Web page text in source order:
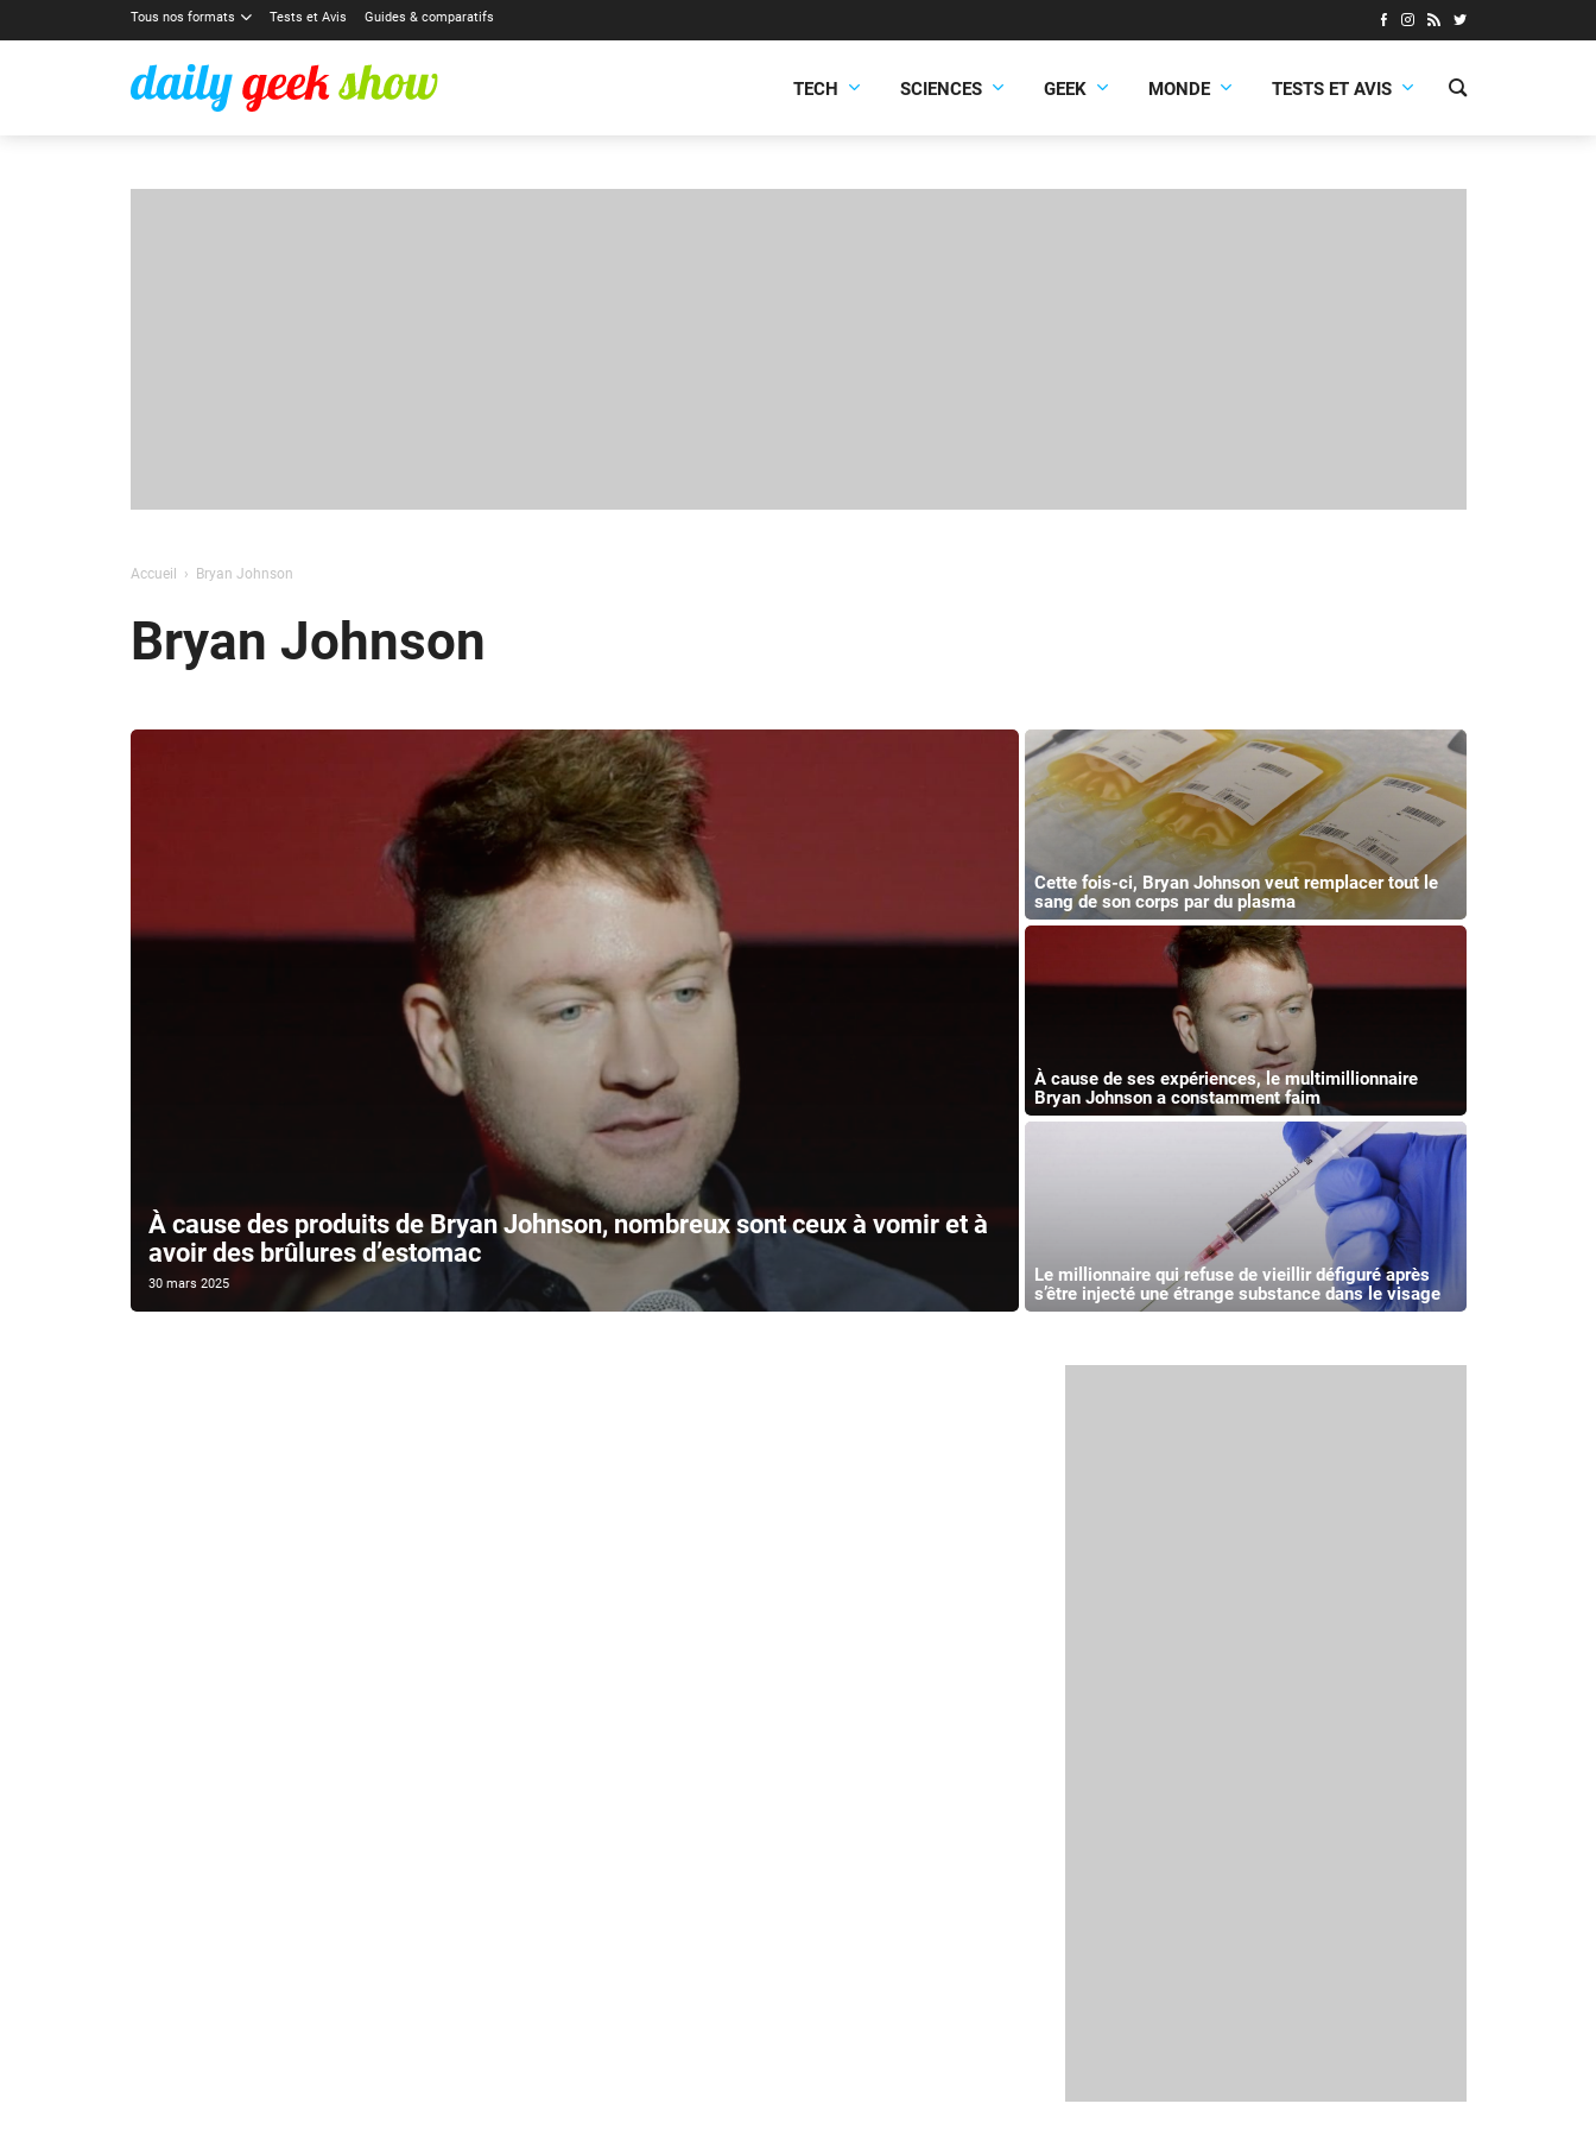
Tous nos formats Tests et Avis Guides & comparatifs
TECH SCIENCES GEEK MONDE TESTS ET AVIS
Accueil Bryan Johnson
Bryan Johnson
À cause des produits de Bryan Johnson, nombreux sont ceux à vomir et à
avoir des brûlures d’estomac
30 mars 2025
Cette fois-ci, Bryan Johnson veut remplacer tout le
sang de son corps par du plasma
À cause de ses expériences, le multimillionnaire
Bryan Johnson a constamment faim
Le millionnaire qui refuse de vieillir défiguré après
s’être injecté une étrange substance dans le visage